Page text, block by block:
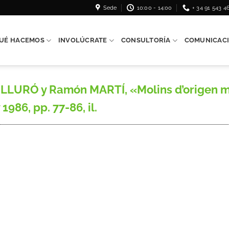
Sede 10:00 - 14:00 + 34 91 543
HACEMOS INVOLÚCRATE CONSULTORÍA
y Ramón MARTÍ, «Molins
pp. 77-86, il.